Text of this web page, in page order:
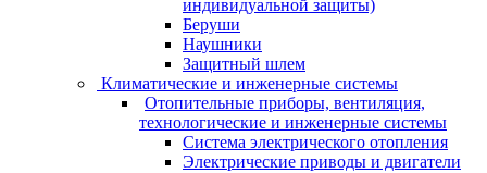
индивидуальной защиты)
Беруши
Наушники
Защитный шлем
Климатические и инженерные системы
Отопительные приборы, вентиляция,
технологические и инженерные системы
Система электрического отопления
Электрические приводы и двигатели